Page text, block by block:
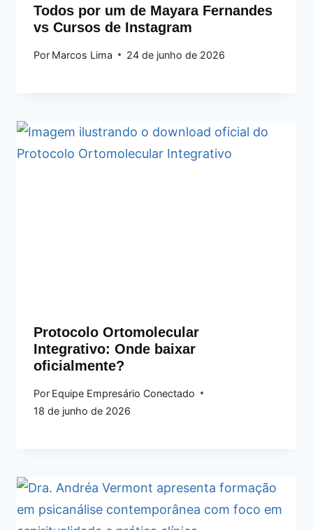
Todos por um de Mayara Fernandes
vs Cursos de Instagram
Por Marcos Lima 24 de junho de 2026
Protocolo Ortomolecular
Integrativo: Onde baixar
oficialmente?
Por Equipe Empresário Conectado
18 de junho de 2026